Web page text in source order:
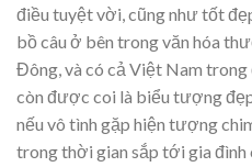
điều tuyệt vời, cũng như tốt
bồ câu ở bên trong văn hóa
Đông, và có cả Việt Nam trong
còn được coi là biểu tượng
nếu vô tình gặp hiện tượng
trong thời gian sắp tới gia đình